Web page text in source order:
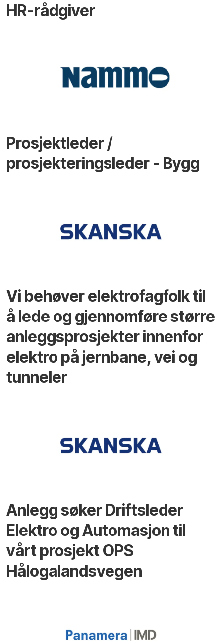
HR-rådgiver
Prosjektleder /
prosjekteringsleder - Bygg
Vi behøver elektrofagfolk til
å lede og gjennomføre større
anleggsprosjekter innenfor
elektro på jernbane, vei og
tunneler
Anlegg søker Driftsleder
Elektro og Automasjon til
vårt prosjekt OPS
Hålogalandsvegen